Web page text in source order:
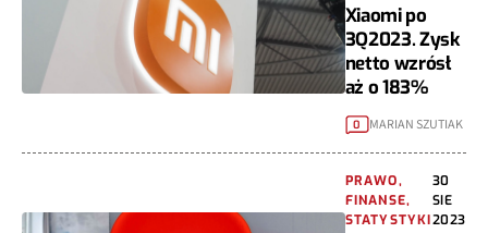
Xiaomi po
3Q2023. Zysk
netto wzrósł
aż o 183%
0 MARIAN SZUTIAK
PRAWO,
FINANSE,
STATYSTYKI
30
SIE
2023